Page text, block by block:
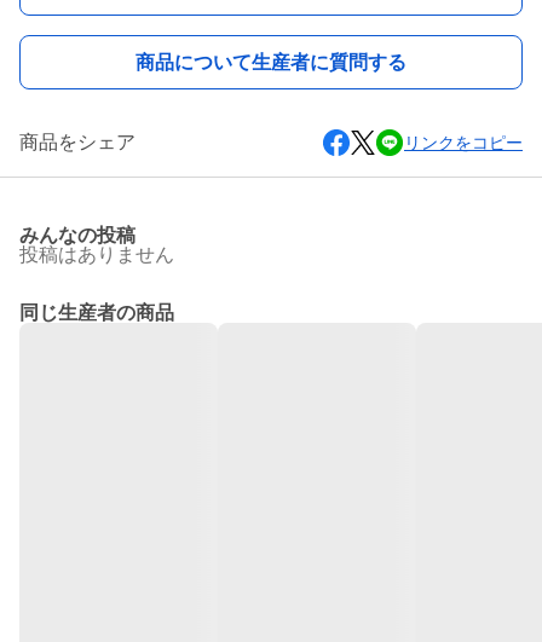
商品について生産者に質問する
商品をシェア リンクをコピー
みんなの投稿
投稿はありません
同じ生産者の商品